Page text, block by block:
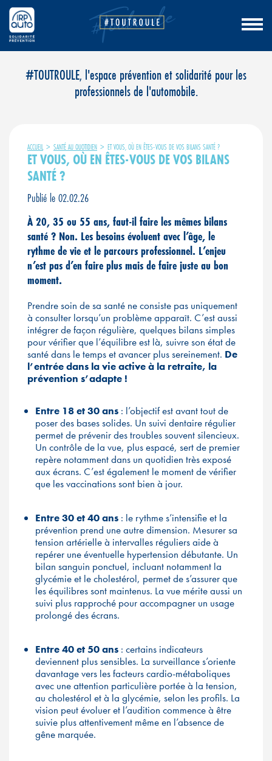
#TOUTROULE, l'espace prévention et solidarité pour les
professionnels de l'automobile.
ACCUEIL > SANTÉ AU QUOTIDIEN > ET VOUS, OÙ EN ÊTES-VOUS DE VOS BILANS SANTÉ ?
ET VOUS, OÙ EN ÊTES-VOUS DE VOS BILANS
SANTÉ ?
Publié le 02.02.26
À 20, 35 ou 55 ans, faut-il faire les mêmes bilans
santé ? Non. Les besoins évoluent avec l’âge, le
rythme de vie et le parcours professionnel. L’enjeu
n’est pas d’en faire plus mais de faire juste au bon
moment.
Prendre soin de sa santé ne consiste pas uniquement
à consulter lorsqu’un problème apparaît. C’est aussi
intégrer de façon régulière, quelques bilans simples
pour vérifier que l’équilibre est là, suivre son état de
santé dans le temps et avancer plus sereinement. De
l’entrée dans la vie active à la retraite, la
prévention s’adapte!
Entre 18 et 30 ans : l’objectif est avant tout de
poser des bases solides. Un suivi dentaire régulier
permet de prévenir des troubles souvent silencieux.
Un contrôle de la vue, plus espacé, sert de premier
repère notamment dans un quotidien très exposé
aux écrans. C’est également le moment de vérifier
que les vaccinations sont bien à jour.
Entre 30 et 40 ans : le rythme s’intensifie et la
prévention prend une autre dimension. Mesurer sa
tension artérielle à intervalles réguliers aide à
repérer une éventuelle hypertension débutante. Un
bilan sanguin ponctuel, incluant notamment la
glycémie et le cholestérol, permet de s’assurer que
les équilibres sont maintenus. La vue mérite aussi un
suivi plus rapproché pour accompagner un usage
prolongé des écrans.
Entre 40 et 50 ans : certains indicateurs
deviennent plus sensibles. La surveillance s’oriente
davantage vers les facteurs cardio-métaboliques
avec une attention particulière portée à la tension,
au cholestérol et à la glycémie, selon les profils. La
vision peut évoluer et l’audition commence à être
suivie plus attentivement même en l’absence de
gêne marquée.